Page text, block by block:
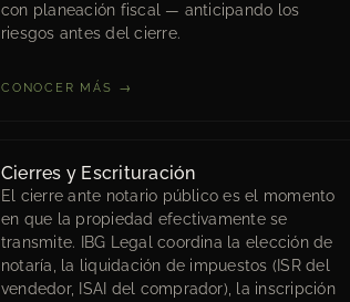
con planeación fiscal — anticipando los
riesgos antes del cierre.
CONOCER MÁS →
Cierres y Escrituración
El cierre ante notario público es el momento
en que la propiedad efectivamente se
transmite. IBG Legal coordina la elección de
notaría, la liquidación de impuestos (ISR del
vendedor, ISAI del comprador), la inscripción